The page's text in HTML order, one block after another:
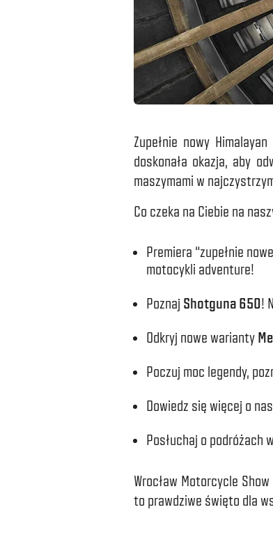
Zupełnie nowy
doskonała okazja, aby
maszymami w
Co czeka na Ciebie na
Premiera “zupełnie
motocykli adventure!
Poznaj Shotguna 650!
Odkryj nowe warianty
Poczuj moc legendy,
Dowiedz się więcej o
Posłuchaj o
Wrocław Motorcycle
to prawdziwe święto dla